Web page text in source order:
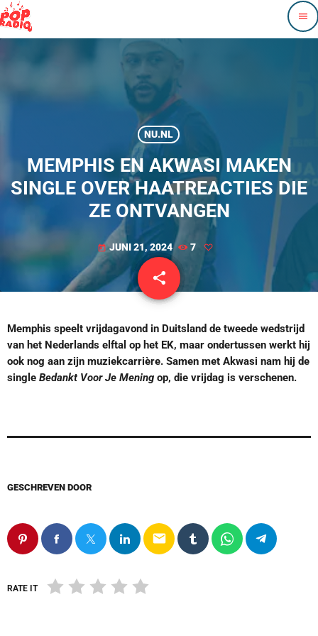
menu
NU.NL
MEMPHIS EN AKWASI MAKEN
SINGLE OVER HAATREACTIES DIE
ZE ONTVANGEN
today JUNI 21, 2024 7
share
email
Memphis speelt vrijdagavond in Duitsland de tweede wedstrijd
van het Nederlands elftal op het EK, maar ondertussen werkt hij
ook nog aan zijn muziekcarrière. Samen met Akwasi nam hij de
single Bedankt Voor Je Mening op, die vrijdag is verschenen.
GESCHREVEN DOOR
email
RATE IT